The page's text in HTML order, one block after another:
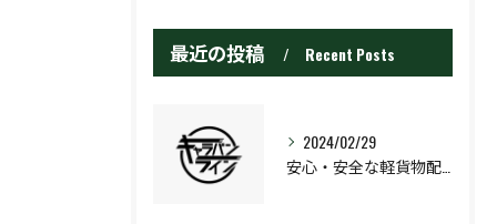
最近の投稿 Recent Posts
2024/02/29